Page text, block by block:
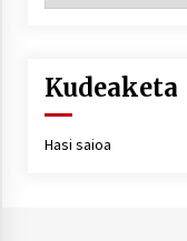
Kudeaketa
Hasi saioa